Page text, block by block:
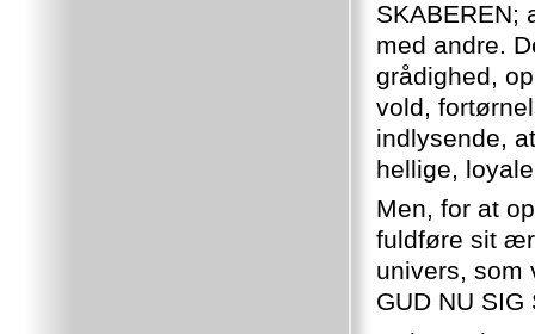
SKABEREN;
med andre.
grådighed,
vold,
indlysende,
hellige,
Men, for at
fuldføre sit
univers, som
GUD NU SIG